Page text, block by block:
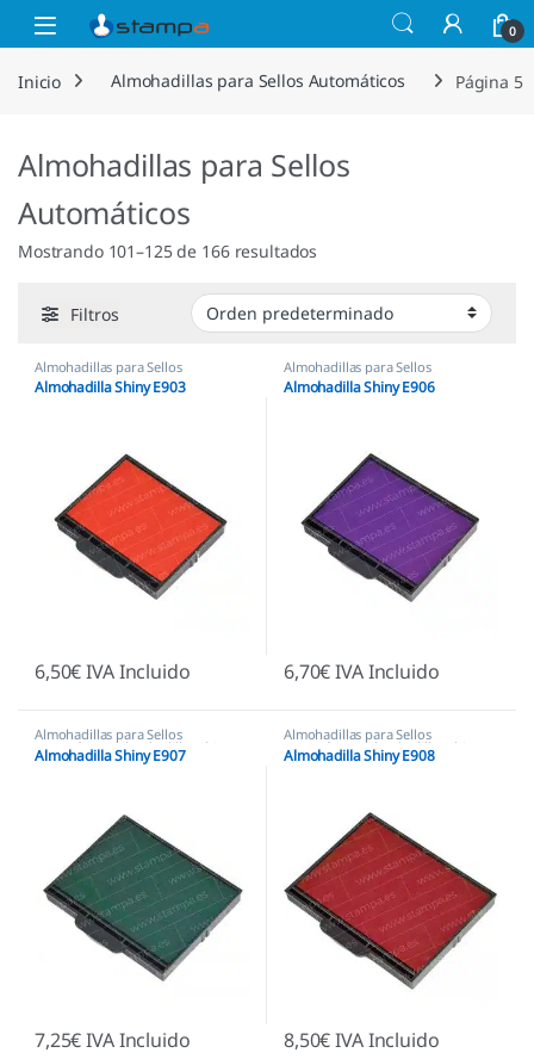
Saltar a la navegación
Saltar al contenido
Open 0
Inicio Almohadillas para Sellos Automáticos Página 5
Almohadillas para Sellos
Automáticos
Mostrando 101–125 de 166 resultados
Filtros
Almohadillas para Sellos
Automáticos ,Almohadillas Shiny
Almohadilla Shiny E903
6,50€IVA Incluido
Almohadillas para Sellos
Automáticos ,Almohadillas Shiny
Almohadilla Shiny E906
6,70€IVA Incluido
Almohadillas para Sellos
Automáticos ,Almohadillas Shiny
Almohadilla Shiny E907
7,25€IVA Incluido
Almohadillas para Sellos
Automáticos ,Almohadillas Shiny
Almohadilla Shiny E908
8,50€IVA Incluido